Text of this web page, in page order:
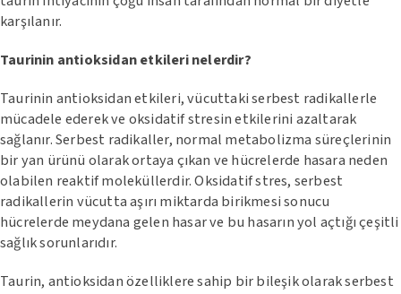
karşılanır.
Taurinin antioksidan etkileri nelerdir?
Taurinin antioksidan etkileri, vücuttaki serbest radikallerle
mücadele ederek ve oksidatif stresin etkilerini azaltarak
sağlanır. Serbest radikaller, normal metabolizma süreçlerinin
bir yan ürünü olarak ortaya çıkan ve hücrelerde hasara neden
olabilen reaktif moleküllerdir. Oksidatif stres, serbest
radikallerin vücutta aşırı miktarda birikmesi sonucu
hücrelerde meydana gelen hasar ve bu hasarın yol açtığı çeşitli
sağlık sorunlarıdır.
Taurin, antioksidan özelliklere sahip bir bileşik olarak serbest